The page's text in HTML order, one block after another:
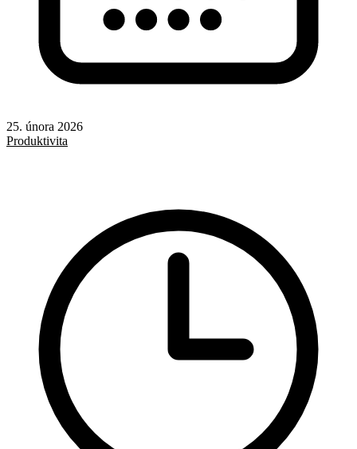
25. února 2026
Produktivita